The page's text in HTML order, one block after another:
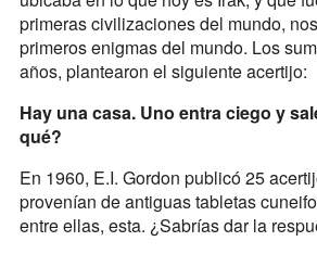
primeras civilizaciones del mundo,
primeros enigmas del mundo. Los
años, plantearon el siguiente acertijo:
Hay una casa. Uno entra ciego y
qué?
En 1960, E.I. Gordon publicó 25
provenían de antiguas tabletas
entre ellas, esta. ¿Sabrías dar la